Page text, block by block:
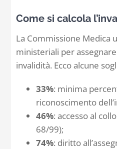
Come si calcola
La Commissione Medica
ministeriali per
invalidità. Ecco alcune
33%: minima
riconoscimento
46%: accesso al
68/99);
74%: diritto